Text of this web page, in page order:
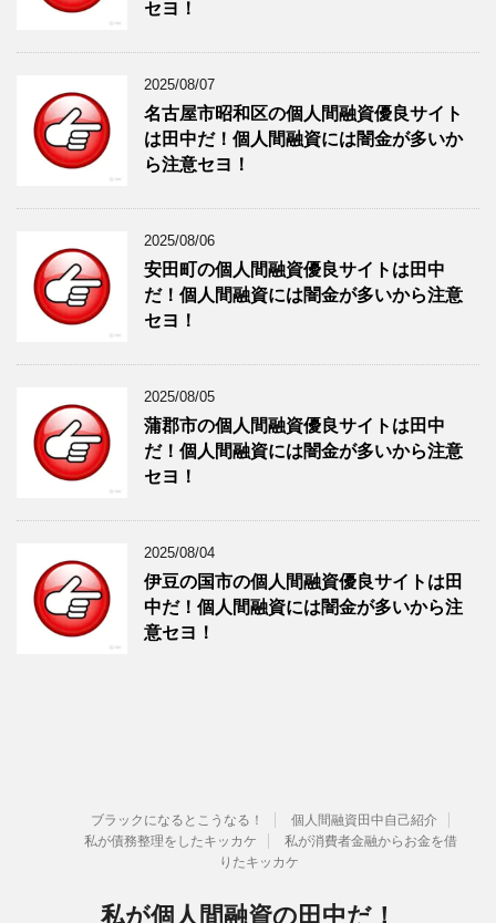
セヨ！
2025/08/07
名古屋市昭和区の個人間融資優良サイト
は田中だ！個人間融資には闇金が多いか
ら注意セヨ！
2025/08/06
安田町の個人間融資優良サイトは田中
だ！個人間融資には闇金が多いから注意
セヨ！
2025/08/05
蒲郡市の個人間融資優良サイトは田中
だ！個人間融資には闇金が多いから注意
セヨ！
2025/08/04
伊豆の国市の個人間融資優良サイトは田
中だ！個人間融資には闇金が多いから注
意セヨ！
ブラックになるとこうなる！
個人間融資田中自己紹介
私が債務整理をしたキッカケ
私が消費者金融からお金を借
りたキッカケ
私が個人間融資の田中だ！